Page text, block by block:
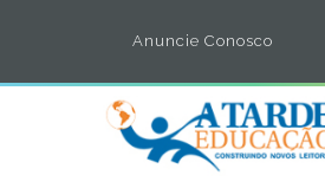
Anuncie Conosco